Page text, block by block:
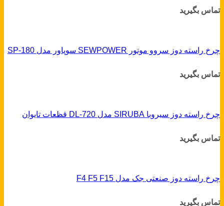
تماس بگیرید
چرخ راسته دوز سروو موتور SEWPOWER سوپاور مدل SP-180
تماس بگیرید
چرخ راسته دوز سیروبا SIRUBA مدل DL-720 قظعات تایوان
تماس بگیرید
چرخ راسته دوز صنعتی جک مدل F4 F5 F15
تماس بگیرید